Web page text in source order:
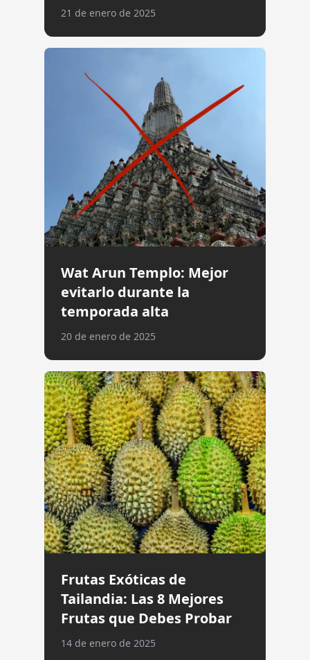
21 de enero de 2025
Wat Arun Templo: Mejor
evitarlo durante la
temporada alta
20 de enero de 2025
Frutas Exóticas de
Tailandia: Las 8 Mejores
Frutas que Debes Probar
14 de enero de 2025